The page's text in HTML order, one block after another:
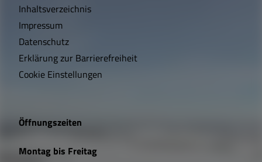
h
t
i
e
L
Inhaltsverzeichnis
Impressum
Datenschutz
Erklärung zur Barrierefreiheit
Cookie Einstellungen
Öffnungszeiten
Montag bis Freitag